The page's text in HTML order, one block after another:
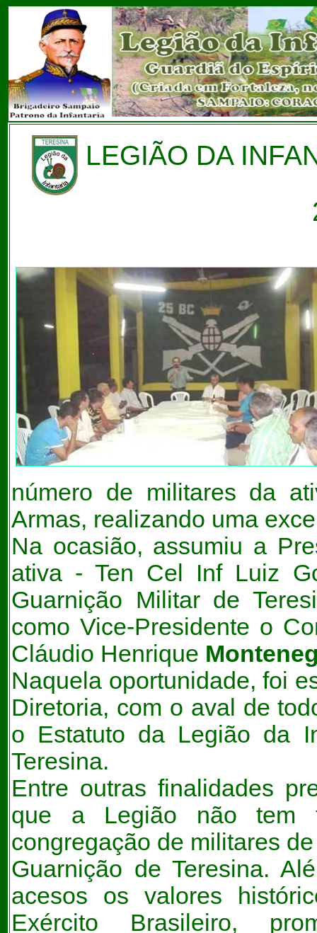
LEGIÃO DA
número de militares da
Armas, realizando uma
Na ocasião, assumiu a
ativa - Ten Cel Inf Luiz
Guarnição Militar de
como Vice-Presidente o
Cláudio Henrique
Naquela oportunidade, foi
Diretoria, com o aval de
o Estatuto da Legião da
Teresina.
Entre outras finalidades
que a Legião não tem
congregação de militares
Guarnição de Teresina.
acesos os valores
Exército Brasileiro,